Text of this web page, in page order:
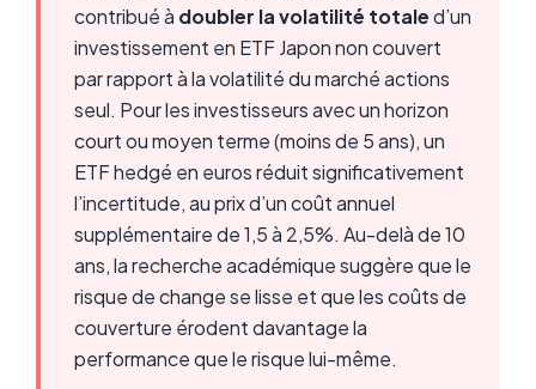
contribué à doubler la volatilité totaled’un
investissement en ETF Japon non couvert
par rapport à la volatilité du marché actions
seul. Pour les investisseurs avec un horizon
court ou moyen terme (moins de 5 ans), un
ETF hedgé en euros réduit significativement
l’incertitude, au prix d’un coût annuel
supplémentaire de 1,5 à 2,5%. Au-delà de 10
ans, la recherche académique suggère que le
risque de change se lisse et que les coûts de
couverture érodent davantage la
performance que le risque lui-même.